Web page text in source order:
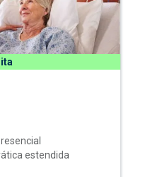
estendida